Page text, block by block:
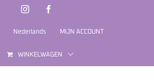
Instagram
Nederlands MIJN ACCOUNT
WINKELWAGEN